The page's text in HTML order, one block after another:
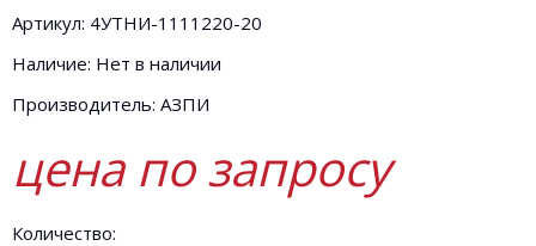
Артикул: 4УТНИ-1111220-20
Наличие: Нет в наличии
Производитель: АЗПИ
цена по запросу
Количество: